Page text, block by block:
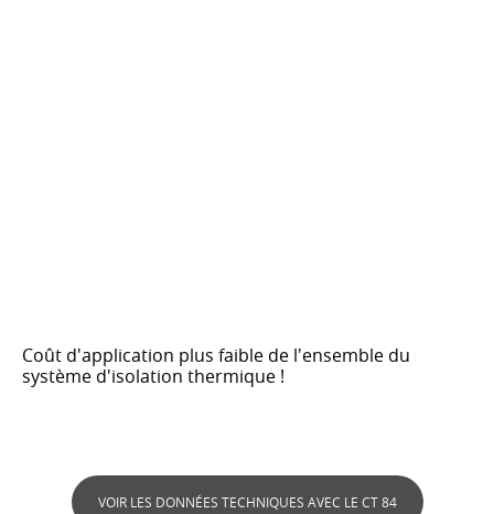
Coût d'application plus faible de l'ensemble du
système d'isolation thermique !
VOIR LES DONNÉES TECHNIQUES AVEC LE CT 84